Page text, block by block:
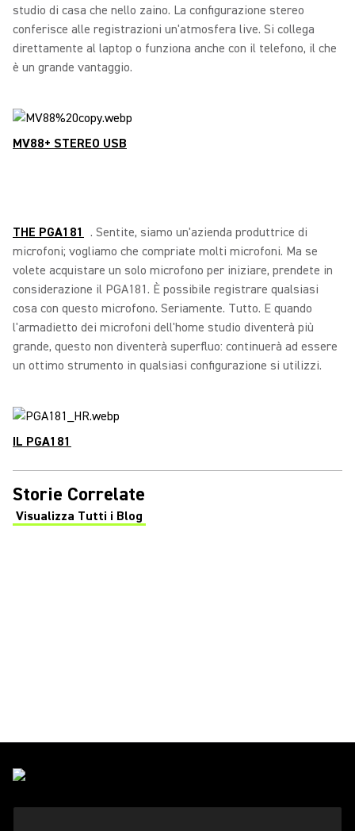
studio di casa che nello zaino. La configurazione stereo
conferisce alle registrazioni un'atmosfera live. Si collega
direttamente al laptop o funziona anche con il telefono, il che
è un grande vantaggio.
MV88+ STEREO USB
THE PGA181 . Sentite, siamo un'azienda produttrice di
microfoni; vogliamo che compriate molti microfoni. Ma se
volete acquistare un solo microfono per iniziare, prendete in
considerazione il PGA181. È possibile registrare qualsiasi
cosa con questo microfono. Seriamente. Tutto. E quando
l'armadietto dei microfoni dell'home studio diventerà più
grande, questo non diventerà superfluo: continuerà ad essere
un ottimo strumento in qualsiasi configurazione si utilizzi.
IL PGA181
Storie Correlate
Visualizza Tutti i Blog
(Opens in a new tab)